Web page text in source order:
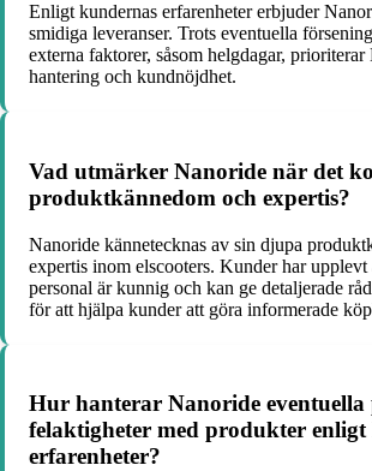
Enligt kundernas erfarenheter erbjuder
smidiga leveranser. Trots eventuella
externa faktorer, såsom helgdagar,
hantering och kundnöjdhet.
Vad utmärker Nanoride när det
produktkännedom och expertis?
Nanoride kännetecknas av sin djupa
expertis inom elscooters. Kunder har upplevt
personal är kunnig och kan ge detaljerade
för att hjälpa kunder att göra informerade
Hur hanterar Nanoride eventuella
felaktigheter med produkter
erfarenheter?